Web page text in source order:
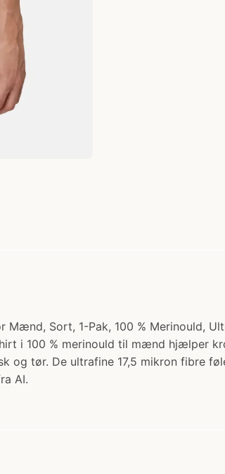
Mænd, Sort, 1-Pak, 100 % Merinould,
i 100 % merinould til mænd hjælper
tør. De ultrafine 17,5 mikron fibre
AI.